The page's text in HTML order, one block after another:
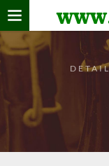
Home
verzamelen
De bierkaart
Bezoekers